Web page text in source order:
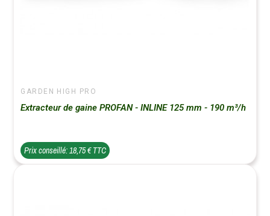
GARDEN HIGH PRO
Extracteur de gaine PROFAN - INLINE 125 mm - 190 m³/h
Prix conseillé: 18,75 € TTC